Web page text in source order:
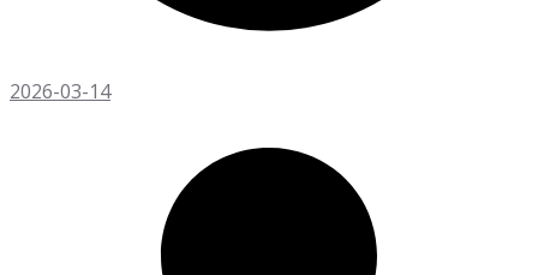
2026-03-14